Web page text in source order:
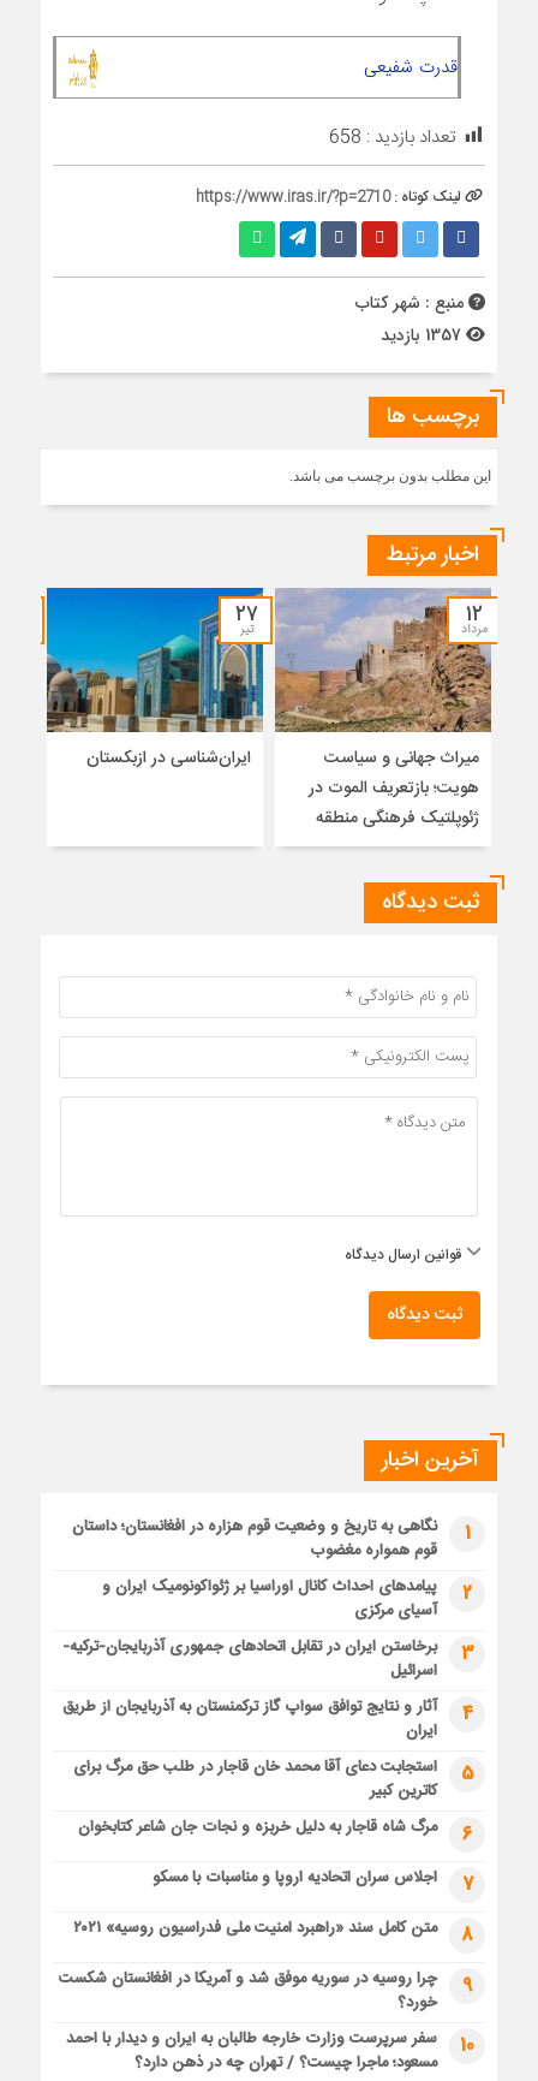
قدرت شفیعی
تعداد بازدید : 658
لینک کوتاه :https://www.iras.ir/?p=2710
منبع : شهر کتاب
برچسب ها
این مطلب بدون برچسب می باشد.
اخبار مرتبط
۱۲
مرداد
میراث جهانی و سیاست
هویت؛ بازتعریف الموت در
ژئوپلتیک فرهنگی منطقه
۲۷
تیر
ایران‌شناسی در ازبکستان
ثبت دیدگاه
قوانین ارسال دیدگاه
ثبت دیدگاه
آخرین اخبار
1
نگاهی به تاریخ و وضعیت قوم هزاره در افغانستان؛ داستان
قوم همواره مغضوب
2
پیامدهای احداث کانال اوراسیا بر ژئواکونومیک ایران و
آسیای مرکزی
3
برخاستن ایران در تقابل اتحادهای جمهوری آذربایجان-ترکیه-
اسرائیل
4
آثار و نتایج توافق سواپ گاز ترکمنستان به آذربایجان از طریق
ایران
5
استجابت دعای آقا محمد خان قاجار در طلب حق مرگ برای
کاترین کبیر
6 مرگ شاه قاجار به دلیل خربزه و نجات جان شاعر کتابخوان
7 اجلاس سران اتحادیه اروپا و مناسبات با مسکو
8 متن کامل سند «راهبرد امنیت ملی فدراسیون روسیه» ۲۰۲۱
9
چرا روسیه در سوریه موفق شد و آمریکا در افغانستان شکست
خورد؟
10
سفر سرپرست وزارت خارجه طالبان به ایران و دیدار با احمد
مسعود؛ ماجرا چیست؟ / تهران چه در ذهن دارد؟